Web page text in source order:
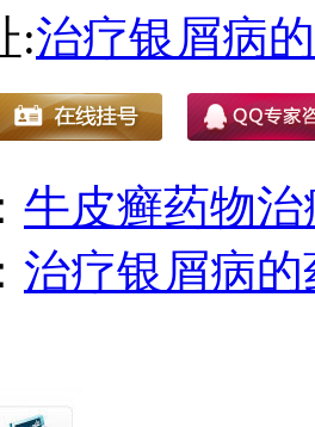
:治疗银屑病
牛皮癣药物治
治疗银屑病的